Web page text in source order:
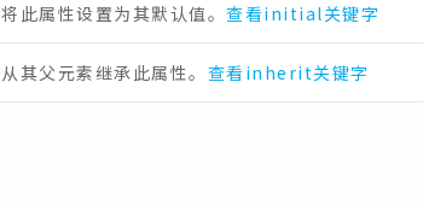
将此属性设置为其默认值。 查看initial关键字
从其父元素继承此属性。 查看inherit关键字